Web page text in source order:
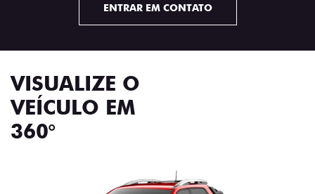
ENTRAR EM CONTATO
VISUALIZE O
VEÍCULO EM
360°